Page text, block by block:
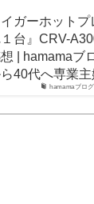
hamamaブロ
ガーホットプ
台』CRV-
| hamamaブ
40代へ専業